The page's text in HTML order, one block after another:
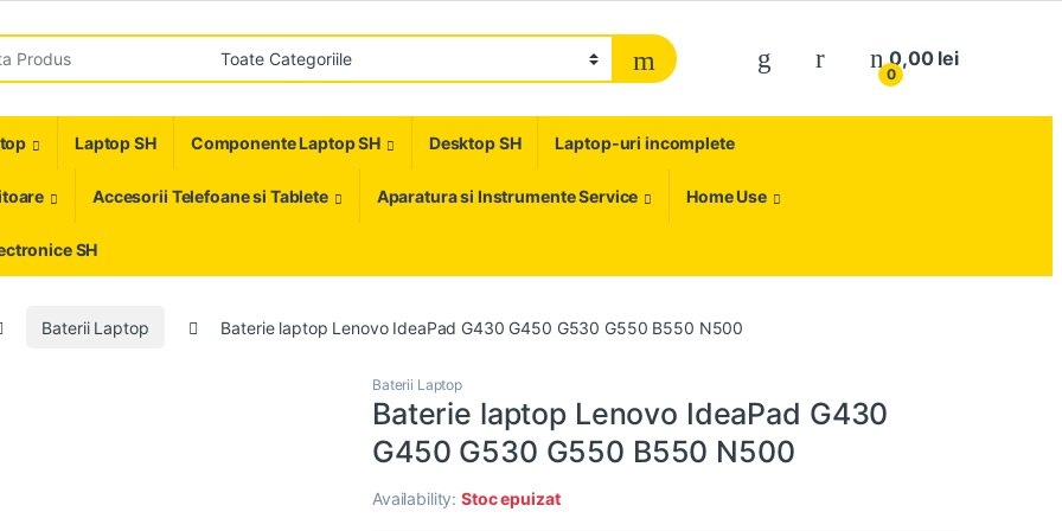
My Account
0
0,00 lei
Laptop SH Componente Laptop SH Desktop SH Laptop-uri incomplete
Accesorii Telefoane si Tablete Aparatura si Instrumente Service Home Use
SH
Baterii Laptop Baterie laptop Lenovo IdeaPad G430 G450 G530 G550 B550 N500
Baterii Laptop
Baterie laptop Lenovo IdeaPad G430
G450 G530 G550 B550 N500
Availability:Stoc epuizat